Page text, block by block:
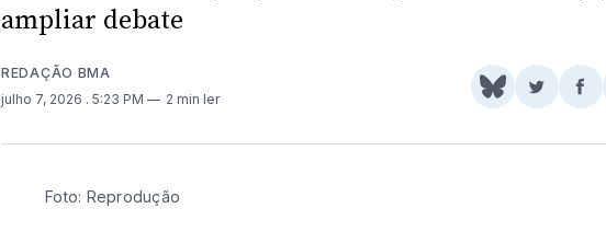
ampliar debate
REDAÇÃO BMA
julho 7, 2026 . 5:23 PM 2 min ler
Share
BlueSkyTwitter
Foto: Reprodução